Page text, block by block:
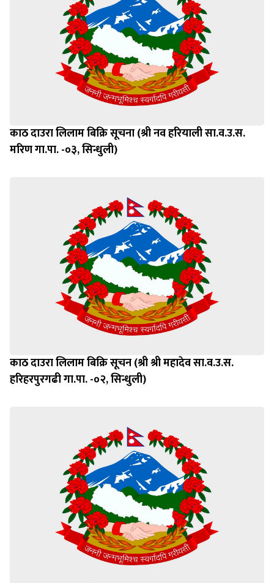
काठ दाउरा लिलाम बिक्रि सूचना (श्री नव हरियाली सा.व.उ.स.
मरिण गा.पा. -०३, सिन्धुली)
काठ दाउरा लिलाम बिक्रि सूचन (श्री श्री महादेव सा.व.उ.स.
हरिहरपुरगढी गा.पा. -०२, सिन्धुली)